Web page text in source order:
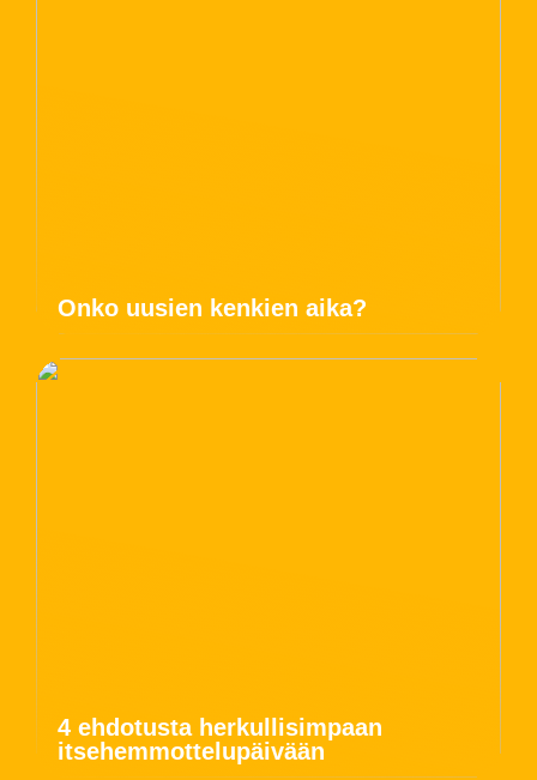
Onko uusien kenkien aika?
4 ehdotusta herkullisimpaan
itsehemmottelupäivään